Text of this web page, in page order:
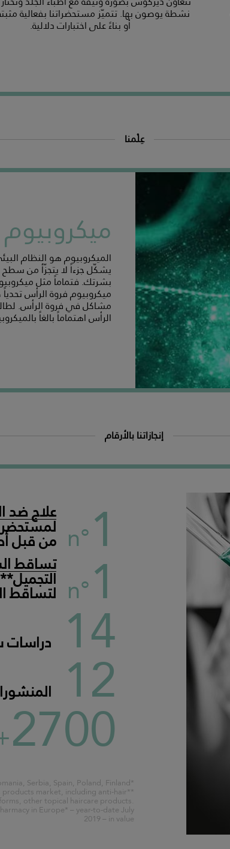
نشطة يوصون بها. تتميّز مستحضراتنا بفعالية
أو بناءً على اختبارات دلالية.
عِلْمنا
ميكروبيوم
الميكروبيوم هو النظام
يشكّل جزءاً لا يتجزّأ من
بشرتك. فتماماً مثل
ميكروبيوم فروة الرأس
مشاكل في فروة الرأس.
الرأس اهتماماً بالغاً
إنجازاتنا بالأرقام
n°1 علاج ضد
من قبل
n°1 تساقط
لتساقط 14 دراسات 12
2700
*IQVIA 2019, Croatia, Romania, Serbia, Spain, Poland, Finland
products market, including anti-hair
other topical haircare products.
in Europe* – year-to-date July
2019 – in value